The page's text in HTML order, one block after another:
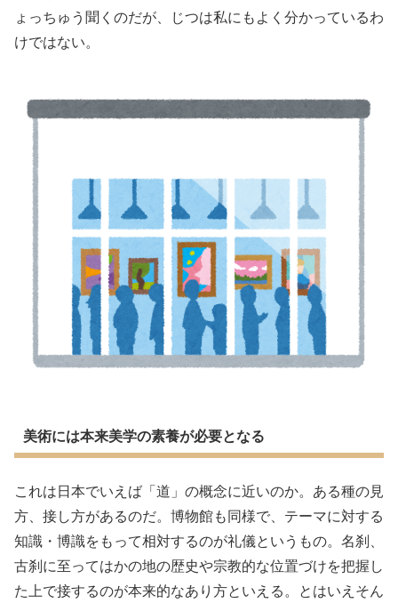
ょっちゅう聞くのだが、じつは私にもよく分かっているわ
けではない。
美術には本来美学の素養が必要となる
これは日本でいえば「道」の概念に近いのか。ある種の見
方、接し方があるのだ。博物館も同様で、テーマに対する
知識・博識をもって相対するのが礼儀というもの。名刹、
古刹に至ってはかの地の歴史や宗教的な位置づけを把握し
た上で接するのが本来的なあり方といえる。とはいえそん